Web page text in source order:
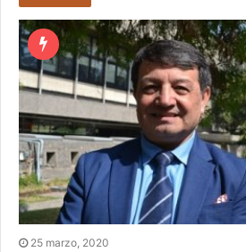
25 marzo, 2020